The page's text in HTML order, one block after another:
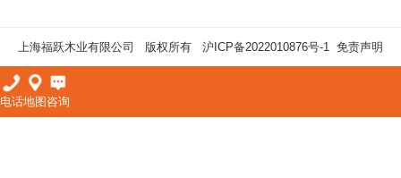
上海福跃木业有限公司 版权所有 沪ICP备2022010876号-1 免责声明
电话地图 咨询